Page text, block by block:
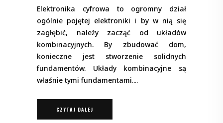
Elektronika cyfrowa to ogromny dział
ogólnie pojętej elektroniki i by w nią się
zagłębić, należy zacząć od układów
kombinacyjnych. By zbudować dom,
konieczne jest stworzenie solidnych
fundamentów. Układy kombinacyjne są
właśnie tymi fundamentami.
CZYTAJ DALEJ